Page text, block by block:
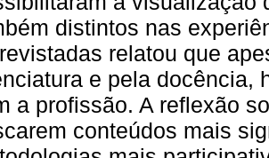
distintos nas
relatou que
e pela docência,
a profissão. A reflexão
conteúdos mais